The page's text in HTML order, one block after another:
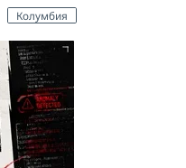
Колумбия